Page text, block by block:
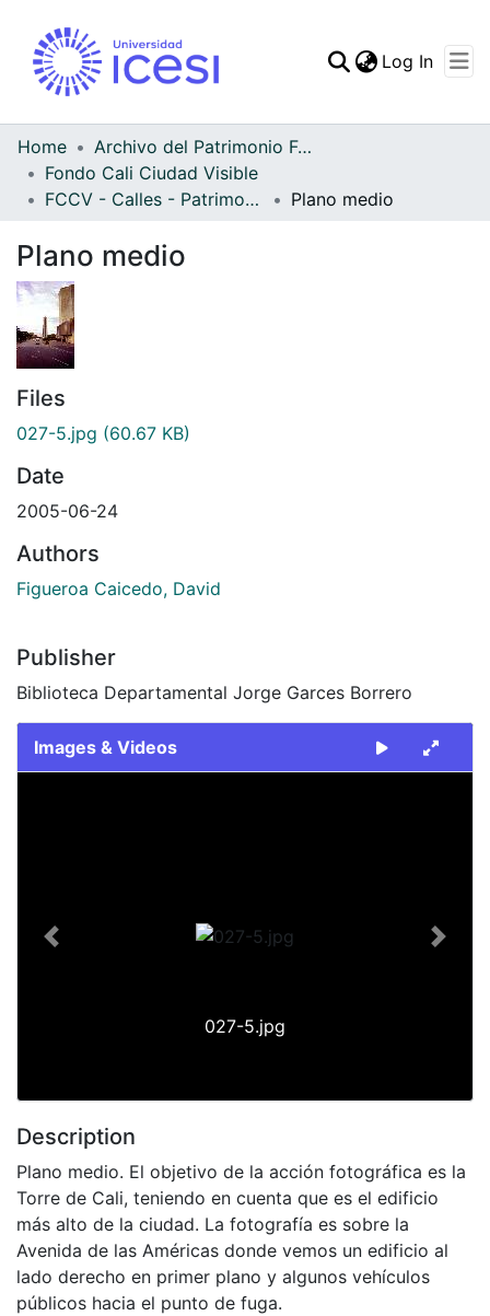
Log In
Home
Archivo del Patrimonio Fotográfico y Fílmico del Valle del Cauca
Fondo Cali Ciudad Visible
FCCV - Calles - Patrimonial
Plano medio
Plano medio
Files
027-5.jpg (60.67 KB)
Date
2005-06-24
Authors
Figueroa Caicedo, David
Publisher
Biblioteca Departamental Jorge Garces Borrero
Images & Videos
027-5.jpg
Previous Next
Description
Plano medio. El objetivo de la acción fotográfica es la
Torre de Cali, teniendo en cuenta que es el edificio
más alto de la ciudad. La fotografía es sobre la
Avenida de las Américas donde vemos un edificio al
lado derecho en primer plano y algunos vehículos
públicos hacia el punto de fuga.